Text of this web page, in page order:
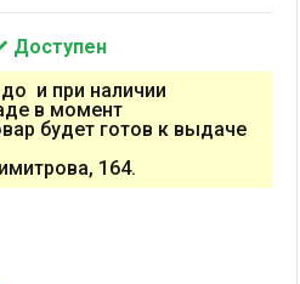
Доступен
и при наличии
в момент
будет готов к выдаче
164.